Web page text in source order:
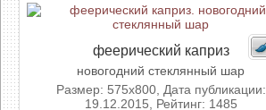
феерический каприз
новогодний стеклянный шар
Размер: 575x800, Дата публикации:
19.12.2015, Рейтинг: 1485